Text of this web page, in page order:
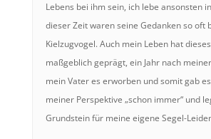
Lebens bei ihm sein, ich lebe ansonsten
dieser Zeit waren seine Gedanken so oft
Kielzugvogel. Auch mein Leben hat
maßgeblich geprägt, ein Jahr nach
mein Vater es erworben und somit gab
meiner Perspektive „schon immer“ und
Grundstein für meine eigene Segel-